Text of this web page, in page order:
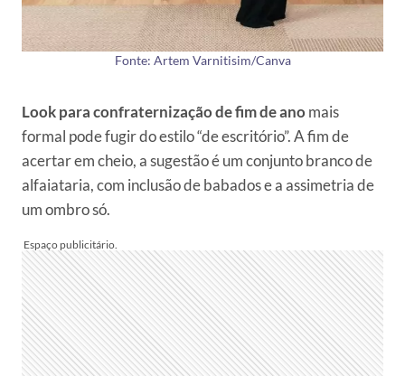
Fonte: Artem Varnitisim/Canva
Look para confraternização de fim de ano mais
formal pode fugir do estilo “de escritório”. A fim de
acertar em cheio, a sugestão é um conjunto branco de
alfaiataria, com inclusão de babados e a assimetria de
um ombro só.